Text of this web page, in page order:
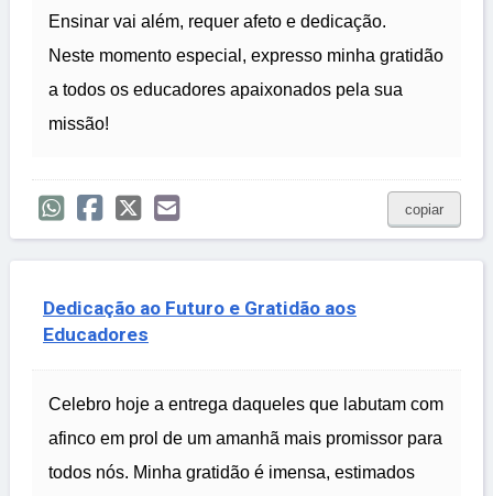
Ensinar vai além, requer afeto e dedicação.
Neste momento especial, expresso minha gratidão
a todos os educadores apaixonados pela sua
missão!
copiar
Dedicação ao Futuro e Gratidão aos
Educadores
Celebro hoje a entrega daqueles que labutam com
afinco em prol de um amanhã mais promissor para
todos nós. Minha gratidão é imensa, estimados